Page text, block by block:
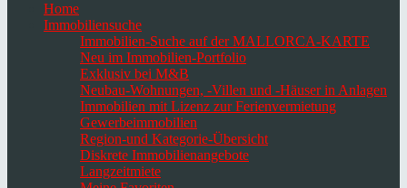
Home
Immobiliensuche
Immobilien-Suche auf der MALLORCA-KARTE
Neu im Immobilien-Portfolio
Exklusiv bei M&B
Neubau-Wohnungen, -Villen und -Häuser in Anlagen
Immobilien mit Lizenz zur Ferienvermietung
Gewerbeimmobilien
Region-und Kategorie-Übersicht
Diskrete Immobilienangebote
Langzeitmiete